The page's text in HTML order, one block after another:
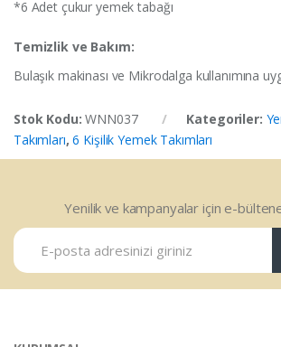
*6 Adet çukur yemek tabağı
Temizlik ve Bakım:
Bulaşık makinası ve Mikrodalga kullanımına
Stok Kodu:WNN037 Kategoriler:
Takımları,6 Kişilik Yemek Takımları
Yenilik ve kampanyalar için e-